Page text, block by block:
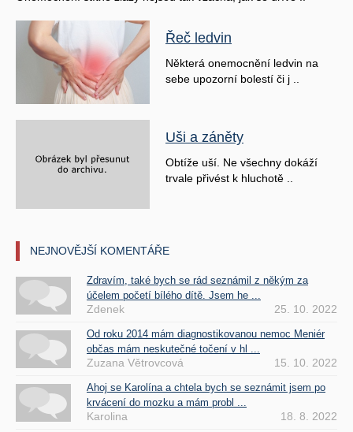
Řeč ledvin
Některá onemocnění ledvin na
sebe upozorní bolestí či j ..
Uši a záněty
Obtíže uší. Ne všechny dokáží
trvale přivést k hluchotě ..
NEJNOVĚJŠÍ KOMENTÁŘE
Zdravím, také bych se rád seznámil z někým za
účelem početí bílého dítě. Jsem he ...
Zdenek 25. 10. 2022
Od roku 2014 mám diagnostikovanou nemoc Meniér
občas mám neskutečné točení v hl ...
Zuzana Větrovcová 15. 10. 2022
Ahoj se Karolína a chtela bych se seznámit jsem po
krvácení do mozku a mám probl ...
Karolina 18. 8. 2022